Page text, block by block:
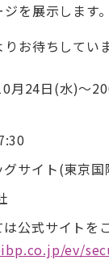
を展示します。
お待ちしていま
24日(水)〜
サイト(東京国
公式サイトを